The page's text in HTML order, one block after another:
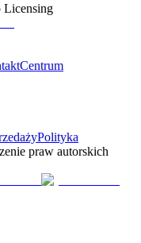
Licensing
Centrum
Polityka
praw autorskich